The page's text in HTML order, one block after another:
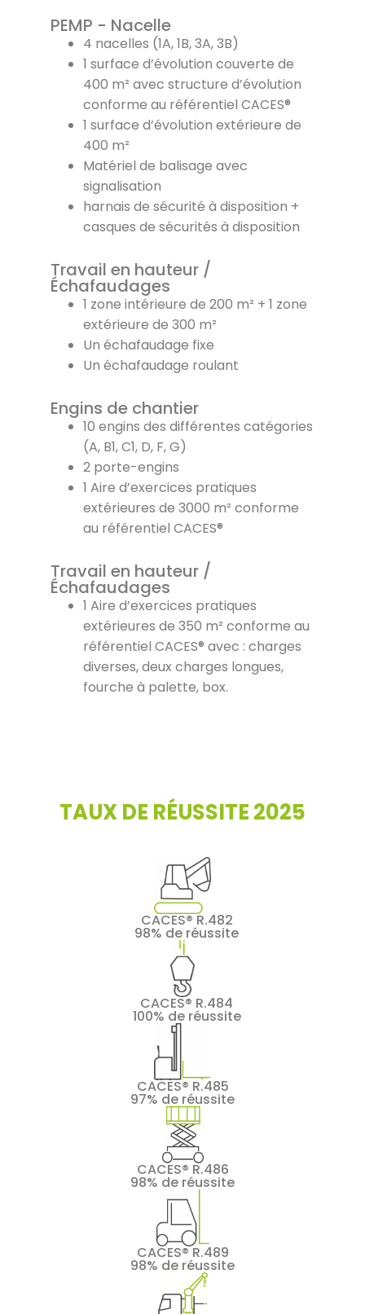
PEMP - Nacelle
4 nacelles (1A, 1B, 3A, 3B)
1 surface d’évolution couverte de
400 m² avec structure d’évolution
conforme au référentiel CACES®
1 surface d’évolution extérieure de
400 m²
Matériel de balisage avec
signalisation
harnais de sécurité à disposition +
casques de sécurités à disposition
Travail en hauteur /
Échafaudages
1 zone intérieure de 200 m² + 1 zone
extérieure de 300 m²
Un échafaudage fixe
Un échafaudage roulant
Engins de chantier
10 engins des différentes catégories
(A, B1, C1, D, F, G)
2 porte-engins
1 Aire d’exercices pratiques
extérieures de 3000 m² conforme
au référentiel CACES®
Travail en hauteur /
Échafaudages
1 Aire d’exercices pratiques
extérieures de 350 m² conforme au
référentiel CACES® avec : charges
diverses, deux charges longues,
fourche à palette, box.
TAUX DE RÉUSSITE 2025
CACES® R.482
98% de réussite
CACES® R.484
100% de réussite
CACES® R.485
97% de réussite
CACES® R.486
98% de réussite
CACES® R.489
98% de réussite